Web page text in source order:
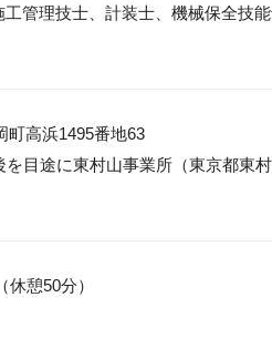
工管理技士、計装士、機械保全技
町高浜1495番地63
目途に東村山事業所（東京都東
憩50分）